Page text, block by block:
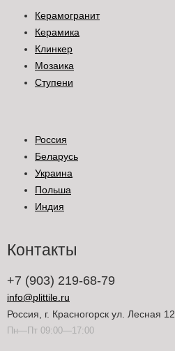
Керамогранит
Керамика
Клинкер
Мозаика
Ступени
Россия
Беларусь
Украина
Польша
Индия
Контакты
+7 (903) 219-68-79
info@plittile.ru
Россия, г. Красногорск ул. Лесная 12
Пн—Пт 09:00—17:00